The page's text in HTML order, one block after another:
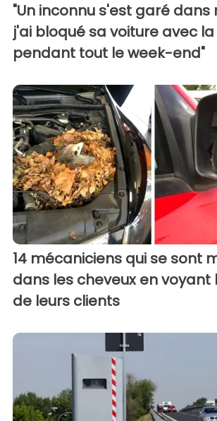
"Un inconnu s'est garé dans
j'ai bloqué sa voiture avec
pendant tout le week-end"
14 mécaniciens qui se sont
dans les cheveux en voyant
de leurs clients